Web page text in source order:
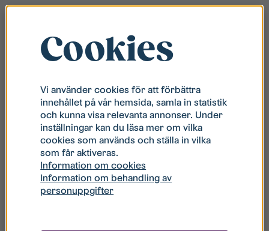
Cookies
Vi använder cookies för att förbättra
innehållet på vår hemsida, samla in statistik
och kunna visa relevanta annonser. Under
inställningar kan du läsa mer om vilka
cookies som används och ställa in vilka
som får aktiveras.
Information om cookies
Information om behandling av
personuppgifter